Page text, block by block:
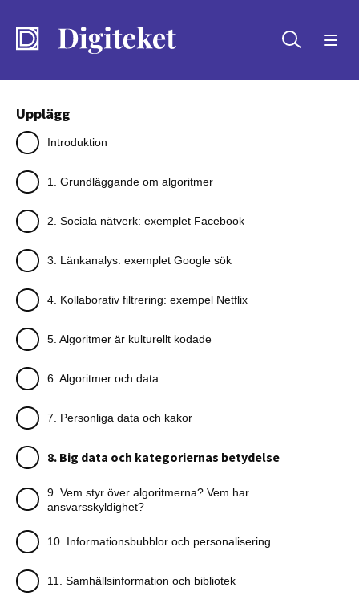
Sök
Upplägg
Introduktion
1. Grundläggande om algoritmer
2. Sociala nätverk: exemplet Facebook
3. Länkanalys: exemplet Google sök
4. Kollaborativ filtrering: exempel Netflix
5. Algoritmer är kulturellt kodade
6. Algoritmer och data
7. Personliga data och kakor
8. Big data och kategoriernas betydelse
9. Vem styr över algoritmerna? Vem har
ansvarsskyldighet?
10. Informationsbubblor och personalisering
11. Samhällsinformation och bibliotek